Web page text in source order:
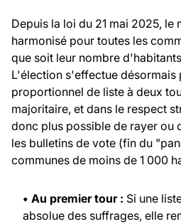
Depuis la loi du 21 mai 2025, le
harmonisé pour toutes les
que soit leur nombre
L'élection s'effectue désormais
proportionnel de liste à deux
majoritaire, et dans le respect
donc plus possible de rayer ou
les bulletins de vote (fin du
communes de moins de 1 000
• Au premier tour : Si une
absolue des suffrages, elle